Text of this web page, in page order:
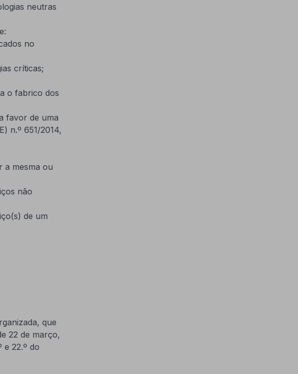
neutras
no
críticas;
o fabrico dos
favor de uma
n.º 651/2014,
a mesma ou
não
de um
que
22 de março,
e 22.º do